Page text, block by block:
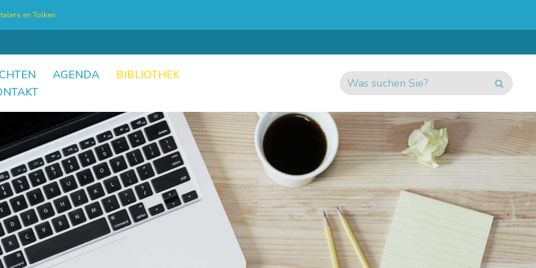
en Tolken
AGENDA
BIBLIOTHEK